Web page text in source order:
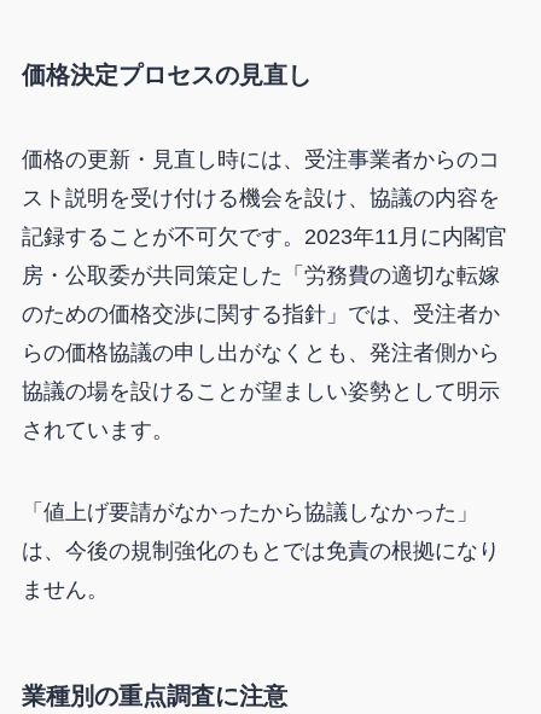
価格決定プロセスの見直し
価格の更新・見直し時には、受注事業者からのコ
スト説明を受け付ける機会を設け、協議の内容を
記録することが不可欠です。2023年11月に内閣官
房・公取委が共同策定した「労務費の適切な転嫁
のための価格交渉に関する指針」では、受注者か
らの価格協議の申し出がなくとも、発注者側から
協議の場を設けることが望ましい姿勢として明示
されています。
「値上げ要請がなかったから協議しなかった」
は、今後の規制強化のもとでは免責の根拠になり
ません。
業種別の重点調査に注意